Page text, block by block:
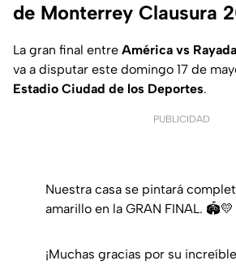
de Monterrey Clausura
La gran final entre América vs
va a disputar este domingo 17 de
Estadio Ciudad de los Deportes.
PUBLICIDAD
Nuestra casa se pintará
amarillo en la GRAN FINAL. 🏟️💛
¡Muchas gracias por su